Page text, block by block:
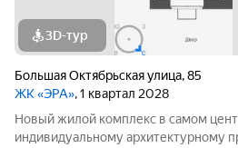
3D-тур
Большая Октябрьская улица,85
ЖК «ЭРА», 1 квартал 2028
Новый жилой комплекс в самом
индивидуальному архитектурному